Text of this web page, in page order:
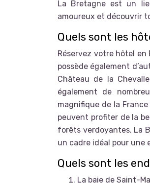
La Bretagne est un
amoureux et découvrir
Quels sont les
Réservez votre hôtel en
possède également
Château de la
également de
magnifique de la
peuvent profiter de la
forêts verdoyantes. La
un cadre idéal pour une
Quels sont les
La baie de Saint-